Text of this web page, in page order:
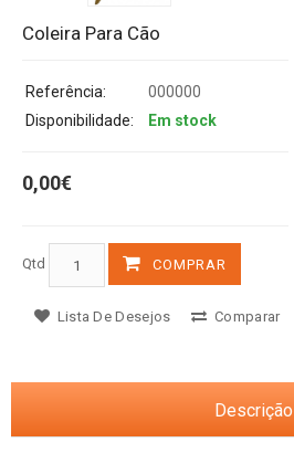
Coleira Para Cão
Referência:
000000
Disponibilidade:
Em stock
0,00€
Qtd COMPRAR
Lista De Desejos Comparar
Descrição